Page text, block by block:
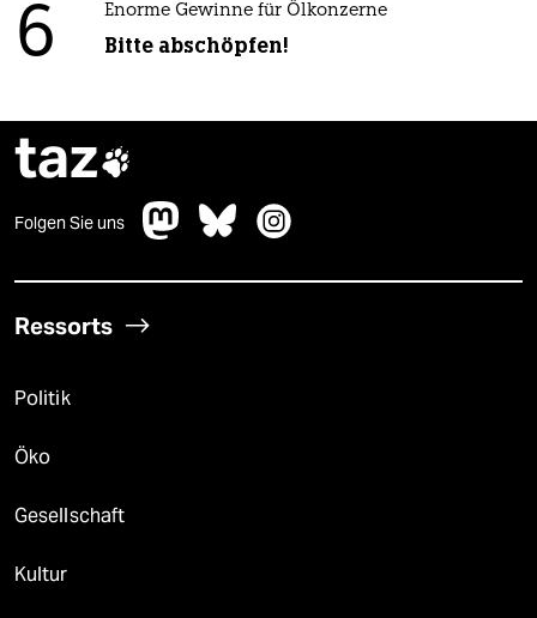
6 Enorme Gewinne für Ölkonzerne
Bitte abschöpfen!
taz
Folgen Sie uns
Ressorts
Politik
Öko
Gesellschaft
Kultur